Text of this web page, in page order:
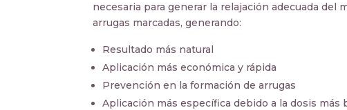
necesaria para generar la relajación adecuada
arrugas marcadas, generando:
Resultado más natural
Aplicación más económica y rápida
Prevención en la formación de arrugas
Aplicación más específica debido a la dosis más